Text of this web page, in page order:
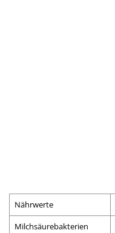
Nährwerte
Milchsäurebakterien